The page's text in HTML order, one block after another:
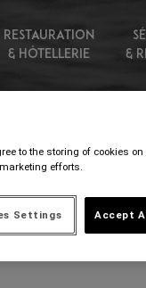
RESTAURATION
& HÔTELLERIE
&
to the storing of cookies
efforts.
Accept
Settings